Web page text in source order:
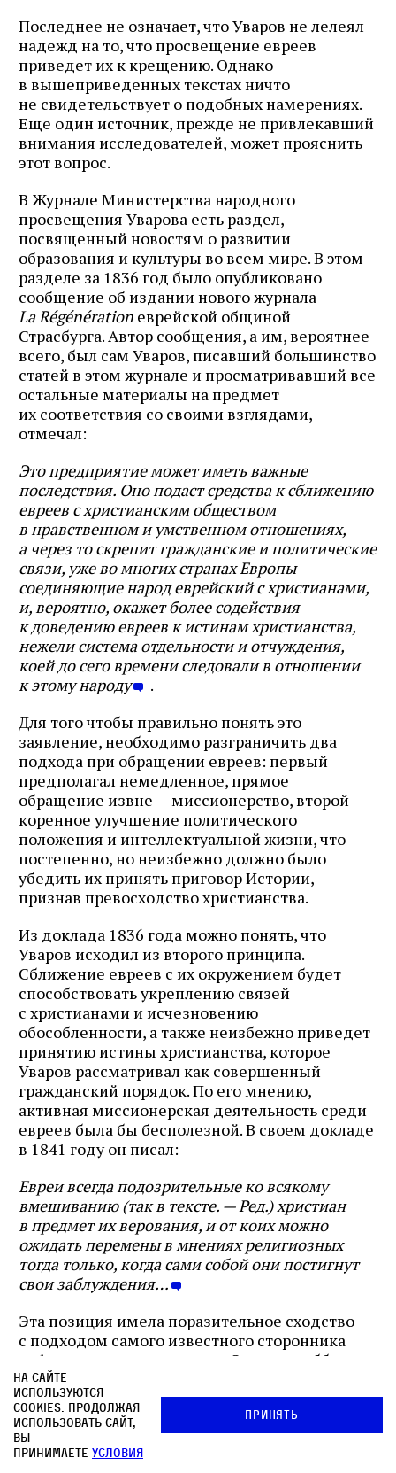
Последнее не означает, что Уваров не лелеял
надежд на то, что просвещение евреев
приведет их к крещению. Однако
в вышеприведенных текстах ничто
не свидетельствует о подобных намерениях.
Еще один источник, прежде не привлекавший
внимания исследователей, может прояснить
этот вопрос.
В Журнале Министерства народного
просвещения Уварова есть раздел,
посвященный новостям о развитии
образования и культуры во всем мире. В этом
разделе за 1836 год было опубликовано
сообщение об издании нового журнала
La Régénération еврейской общиной
Страсбурга. Автор сообщения, а им, вероятнее
всего, был сам Уваров, писавший большинство
статей в этом журнале и просматривавший все
остальные материалы на предмет
их соответствия со своими взглядами,
отмечал:
Это предприятие может иметь важные
последствия. Оно подаст средства к сближению
евреев с христианским обществом
в нравственном и умственном отношениях,
а через то скрепит гражданские и политические
связи, уже во многих странах Европы
соединяющие народ еврейский с христианами,
и, вероятно, окажет более содействия
к доведению евреев к истинам христианства,
нежели система отдельности и отчуждения,
коей до сего времени следовали в отношении
к этому народу
.
Для того чтобы правильно понять это
заявление, необходимо разграничить два
подхода при обращении евреев: первый
предполагал немедленное, прямое
обращение извне — миссионерство, второй —
коренное улучшение политического
положения и интеллектуальной жизни, что
постепенно, но неизбежно должно было
убедить их принять приговор Истории,
признав превосходство христианства.
Из доклада 1836 года можно понять, что
Уваров исходил из второго принципа.
Сближение евреев с их окружением будет
способствовать укреплению связей
с христианами и исчезновению
обособленности, а также неизбежно приведет
принятию истины христианства, которое
Уваров рассматривал как совершенный
гражданский порядок. По его мнению,
активная миссионерская деятельность среди
евреев была бы бесполезной. В своем докладе
в 1841 году он писал:
Евреи всегда подозрительные ко всякому
вмешиванию (так в тексте. — Ред.) христиан
в предмет их верования, и от коих можно
ожидать перемены в мнениях религиозных
тогда только, когда сами собой они постигнут
свои заблуждения…
Эта позиция имела поразительное сходство
с подходом самого известного сторонника
реформирования евреев на Западе — аббата
Грегуара. Последний полагал, что обращению
евреев — а это был его долгосрочный план —
должны предшествовать практические
перемены, а навязывание христианства может
лишь помешать делу
На сайте
используются
cookies. Продолжая
использовать сайт,
вы
принимаете условия
Принять